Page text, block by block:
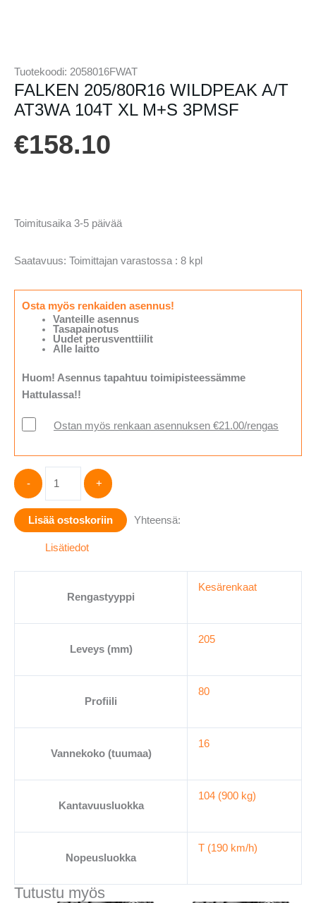
Tuotekoodi: 2058016FWAT
FALKEN 205/80R16 WILDPEAK A/T
AT3WA 104T XL M+S 3PMSF
€158.10
Toimitusaika 3-5 päivää
Saatavuus: Toimittajan varastossa : 8 kpl
Osta myös renkaiden asennus!
Vanteille asennus
Tasapainotus
Uudet perusventtiilit
Alle laitto
Huom! Asennus tapahtuu toimipisteessämme
Hattulassa!!
Ostan myös renkaan asennuksen €21.00/rengas
-
205/80R16
WILDPEAK
A/T
AT3WA
määrä
+
Lisää ostoskoriin Yhteensä:
Lisätiedot
Rengastyyppi
Kesärenkaat
Leveys (mm)
205
Profiili
80
Vannekoko (tuumaa)
16
Kantavuusluokka
104 (900 kg)
Nopeusluokka
T (190 km/h)
Tutustu myös